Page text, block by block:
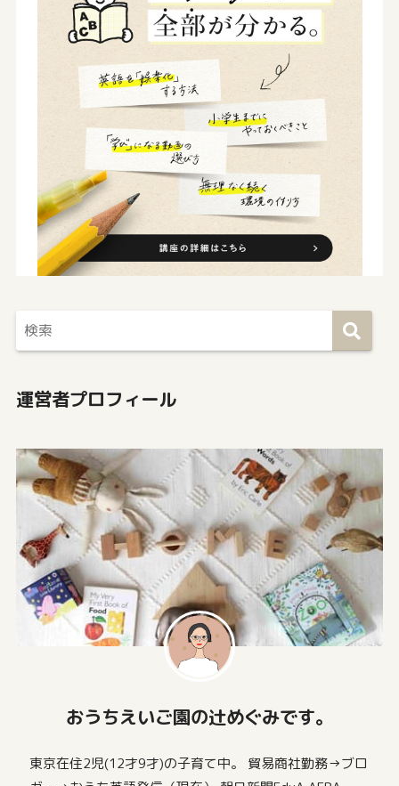
運営者プロフィール
おうちえいご園の辻めぐみです。
東京在住2児(12才9才)の子育て中。 貿易商社勤務→ブロ